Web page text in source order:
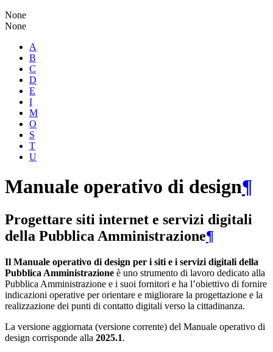
None
None
A
B
C
D
E
I
M
O
S
T
U
Manuale operativo di design¶
Progettare siti internet e servizi digitali
della Pubblica Amministrazione¶
Il Manuale operativo di design per i siti e i servizi digitali della
Pubblica Amministrazione è uno strumento di lavoro dedicato alla
Pubblica Amministrazione e i suoi fornitori e ha l’obiettivo di fornire
indicazioni operative per orientare e migliorare la progettazione e la
realizzazione dei punti di contatto digitali verso la cittadinanza.
La versione aggiornata (versione corrente) del Manuale operativo di
design corrisponde alla 2025.1.